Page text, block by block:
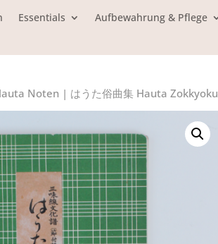
Essentials Aufbewahrung & Pflege
Noten | はうた俗曲集 Hauta